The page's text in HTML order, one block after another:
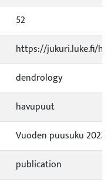
52
https://jukuri.luke.fi/
dendrology
havupuut
Vuoden puusuku 2022.
publication